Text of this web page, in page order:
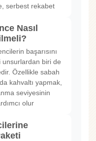
serbest rekabet
Nasıl
başarısını
unsurlardan biri de
Özellikle sabah
kahvaltı yapmak,
seviyesinin
olur